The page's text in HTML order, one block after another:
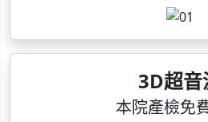
3D超音
本院產檢免